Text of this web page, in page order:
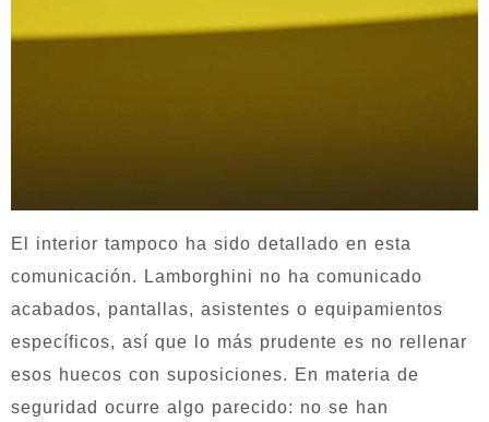
El interior tampoco ha sido detallado en esta
comunicación. Lamborghini no ha comunicado
acabados, pantallas, asistentes o equipamientos
específicos, así que lo más prudente es no rellenar
esos huecos con suposiciones. En materia de
seguridad ocurre algo parecido: no se han